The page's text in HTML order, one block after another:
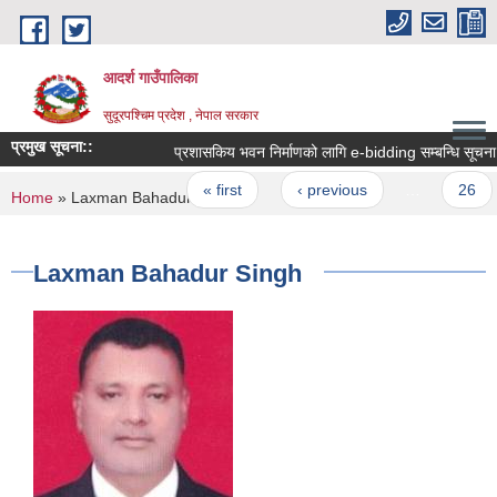
Skip to main content
आदर्श गाउँपालिका
सुदूरपश्चिम प्रदेश , नेपाल सरकार
प्रमुख सूचना:: प्रशासकिय भवन निर्माणको लागि e-bidding सम्बन्धि
Pages
« first ‹ previous
You are here
Home » Laxman Bahadur Singh
Laxman Bahadur Singh